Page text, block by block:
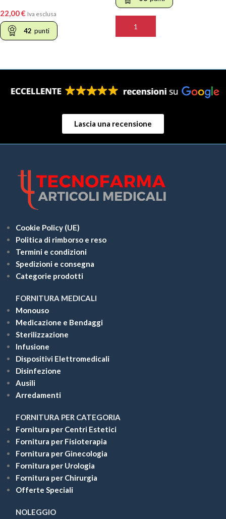
22,00€ Iva esclusa
42 punti
AGGIUNGI AL CARRELLO
Lascia una recensione
Cookie Policy (UE)
Politica di rimborso e reso
Termini e condizioni
Spedizioni e consegna
Categorie prodotti
FORNITURA MEDICALI
Monouso
Medicazione e Bendaggi
Sterilizzazione
Infusione
Dispositivi Elettromedicali
Disinfezione
Ausili
Arredamenti
FORNITURA PER CATEGORIA
Fornitura per Centri Estetici
Fornitura per Fisioterapia
Fornitura per Ginecologia
Fornitura per Urologia
Fornitura per Chirurgia
Offerte Speciali
NOLEGGIO